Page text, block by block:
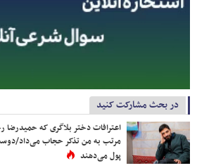
در بحث مشارکت کنید
اعترافات دختر بلاگری که حمیدرضا
مرتب به من تذکر حجاب می‌داد/
پول می‌دهند